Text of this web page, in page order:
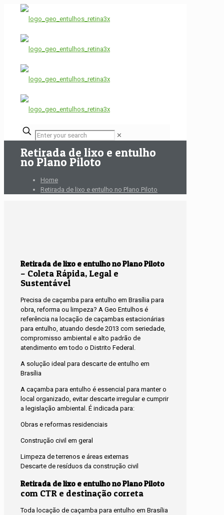
✕
Retirada de lixo e entulho
no Plano Piloto
Home
Retirada de lixo e entulho no Plano Piloto
Retirada de lixo e entulho no Plano Piloto
– Coleta Rápida, Legal e
Sustentável
Precisa de caçamba para entulho em Brasília para
obra, reforma ou limpeza? A Geo Entulhos é
referência na locação de caçambas estacionárias
para entulho, atuando desde 2013 com seriedade,
compromisso ambiental e alto padrão de
atendimento em todo o Distrito Federal.
A solução ideal para descarte de entulho em
Brasília
A caçamba para entulho é essencial para manter o
local organizado, evitar descarte irregular e cumprir
a legislação ambiental. É indicada para:
Obras e reformas residenciais
Construção civil em geral
Limpeza de terrenos e áreas externas
Descarte de resíduos da construção civil
Retirada de lixo e entulho no Plano Piloto
com CTR e destinação correta
Toda locação de caçamba para entulho em Brasília